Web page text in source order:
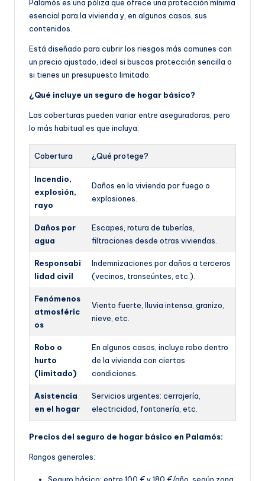
Palamós es una póliza que ofrece una protección mínima
esencial para la vivienda y, en algunos casos, sus
contenidos.
Está diseñado para cubrir los riesgos más comunes con
un precio ajustado, ideal si buscas protección sencilla o
si tienes un presupuesto limitado.
¿Qué incluye un seguro de hogar básico?
Las coberturas pueden variar entre aseguradoras, pero
lo más habitual es que incluya:
Cobertura ¿Qué protege?
Incendio,
explosión,
rayo
Daños en la vivienda por fuego o
explosiones.
Daños por
agua
Escapes, rotura de tuberías,
filtraciones desde otras viviendas.
Responsabi
lidad civil
Indemnizaciones por daños a terceros
(vecinos, transeúntes, etc.).
Fenómenos
atmosféric
os
Viento fuerte, lluvia intensa, granizo,
nieve, etc.
Robo o
hurto
(limitado)
En algunos casos, incluye robo dentro
de la vivienda con ciertas
condiciones.
Asistencia
en el hogar
Servicios urgentes: cerrajería,
electricidad, fontanería, etc.
Precios del seguro de hogar básico en Palamós:
Rangos generales: